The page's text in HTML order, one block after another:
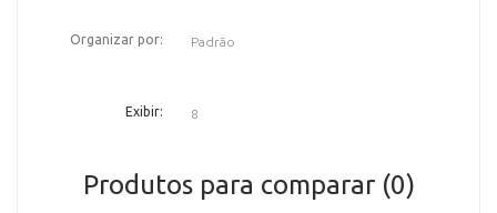
Organizar por:
Exibir:
Produtos para comparar (0)